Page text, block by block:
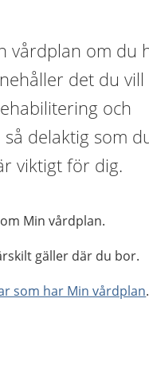
vårdplan om du
det du vill
och
delaktig som
viktigt för dig.
Min vårdplan.
gäller där du bor.
som har Min vårdplan.